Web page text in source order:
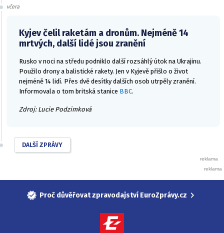
včera
Kyjev čelil raketám a dronům. Nejméně 14
mrtvých, další lidé jsou zranění
Rusko v noci na středu podniklo další rozsáhlý útok na Ukrajinu.
Použilo drony a balistické rakety. Jen v Kyjevě přišlo o život
nejméně 14 lidí. Přes dvě desítky dalších osob utrpěly zranění.
Informovala o tom britská stanice BBC.
Zdroj: Lucie Podzimková
DALŠÍ ZPRÁVY
Proč důvěřovat zpravodajství EuroZprávy.cz